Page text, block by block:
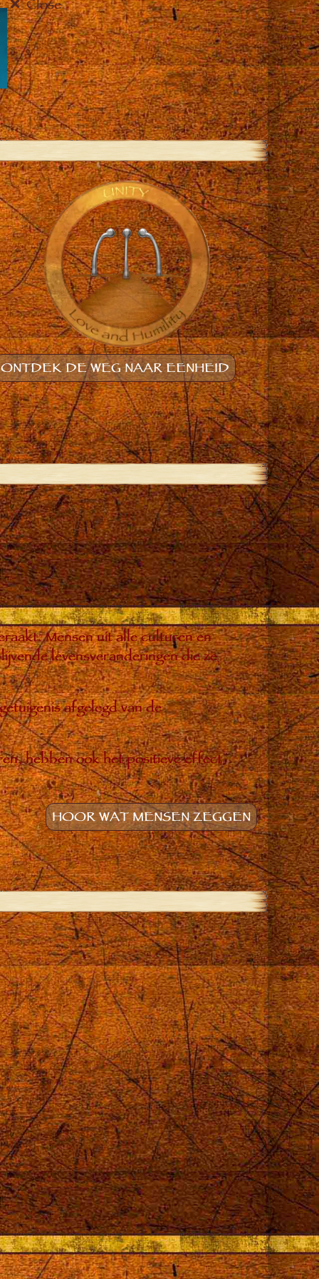
Close
ONTDEK DE WEG NAAR EENHEID
Mensen uit alle culturen en
levensveranderingen die ze
afgelegd van de
hebben ook het positieve effect
HOOR WAT MENSEN ZEGGEN